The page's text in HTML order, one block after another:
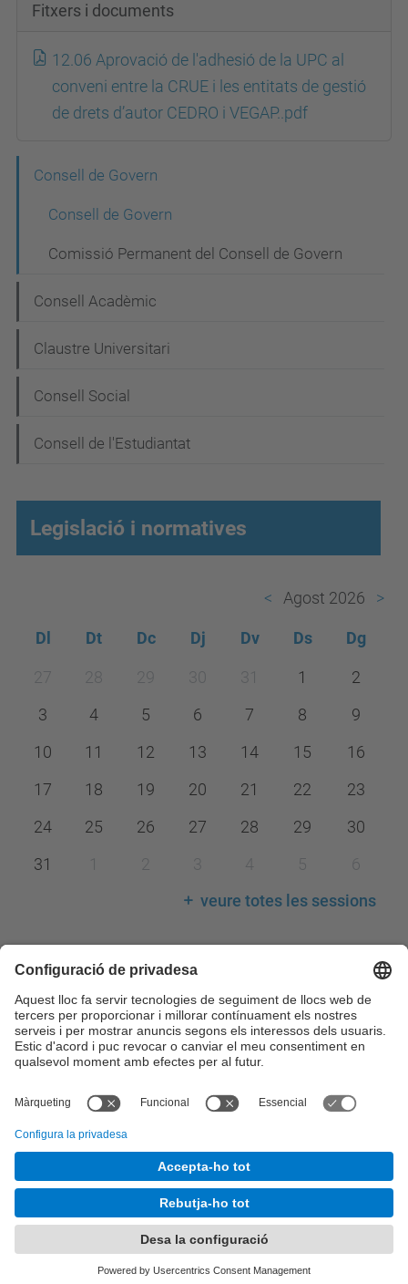
Fitxers i documents
12.06 Aprovació de l'adhesió de la UPC al
conveni entre la CRUE i les entitats de gestió
de drets d’autor CEDRO i VEGAP..pdf
e
a
c
ó
Consell de Govern
Consell de Govern
Comissió Permanent del Consell de Govern
Consell Acadèmic
Claustre Universitari
Consell Social
Consell de l'Estudiantat
Legislació i normatives
Agost 2026
Dl Dt Dc Dj Dv Ds Dg
27 28 29 30 31 1
2
3
4 5 6 7 8
9
10
11 12 13 14 15
16
17
18 19 20 21 22
23
24
25 26 27 28 29
30
31
1 2 3 4 5
6
veure totes les sessions
Llegenda calendari
Consell de Govern
Comissions del Consell de Govern
Consell Acadèmic
Claustre Universitari
Comissions del Consell Social
Desenvolupat amb